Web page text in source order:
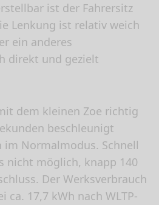
ist der Fahrersitz
Lenkung ist relativ weich
ein anderes
direkt und gezielt
dem kleinen Zoe richtig
beschleunigt
im Normalmodus. Schnell
nicht möglich, knapp 140
Der Werksverbrauch
ca. 17,7 kWh nach WLTP-